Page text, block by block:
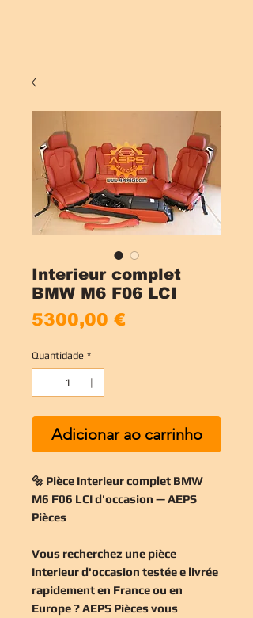
Interieur complet
BMW M6 F06 LCI
5300,00 €
Quantidade *
Adicionar ao carrinho
🔩 Pièce Interieur complet BMW
M6 F06 LCI d'occasion — AEPS
Pièces
Vous recherchez une pièce
Interieur d'occasion testée e livrée
rapidement en France ou en
Europe ? AEPS Pièces vous